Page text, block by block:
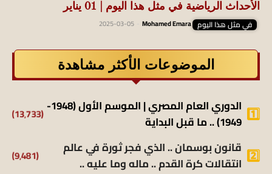
الأحداث الرياضية في مثل هذا اليوم | 01 يناير
في مثل هذا اليوم Mohamed Emara
2025-03-05
الموضوعات الأكثر مشاهدة
الدوري العام المصري | الموسم الأول (1948-
1949) .. ما قبل البداية
(13٬733)
قانون بوسمان .. الذي فجر ثورة في عالم
انتقالات كرة القدم .. ماله وما عليه ..
(9٬481)